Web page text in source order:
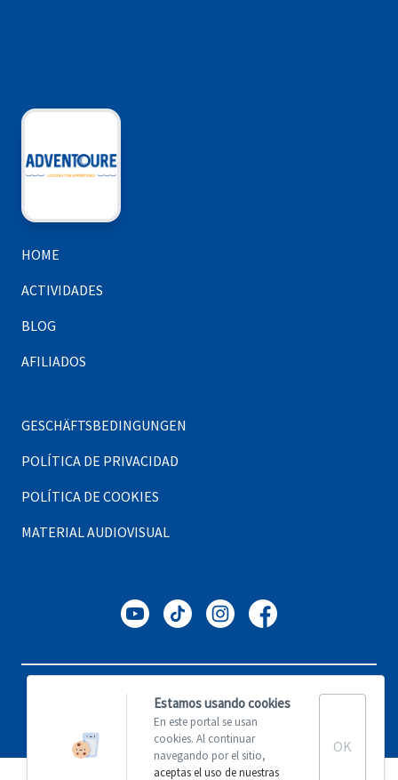
HOME
ACTIVIDADES
BLOG
AFILIADOS
GESCHÄFTSBEDINGUNGEN
POLÍTICA DE PRIVACIDAD
POLÍTICA DE COOKIES
MATERIAL AUDIOVISUAL
Made with ♥ byCoco Solution
Estamos usando cookies
En este portal se usan
cookies. Al continuar
navegando por el sitio,
aceptas el uso de nuestras
OK